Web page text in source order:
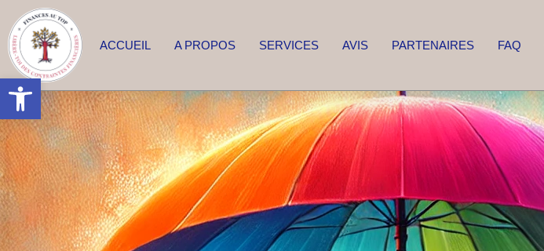
Ouvrir la barre d’outils
ACCUEIL A PROPOS SERVICES AVIS PARTENAIRES FAQ